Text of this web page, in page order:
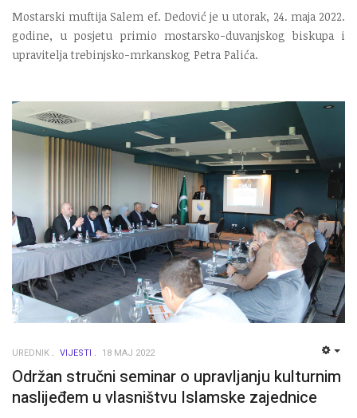
Mostarski muftija Salem ef. Dedović je u utorak, 24. maja 2022.
godine, u posjetu primio mostarsko-duvanjskog biskupa i
upravitelja trebinjsko-mrkanskog Petra Palića.
UREDNIK VIJESTI 18 MAJ 2022
Održan stručni seminar o upravljanju kulturnim
naslijeđem u vlasništvu Islamske zajednice